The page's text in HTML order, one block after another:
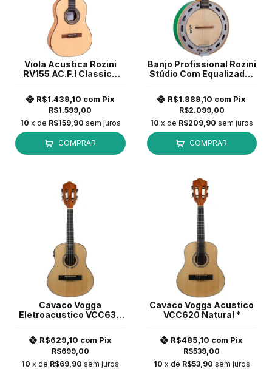
Viola Acustica Rozini
RV155 AC.F.I Classica
R$1.599,00
R$1.439,10 com Pix
10 x de R$159,90 sem juros
COMPRAR
Banjo Profissional Rozini
Stúdio Com Equalizador
R$2.099,00
R$1.889,10 com Pix
10 x de R$209,90 sem juros
COMPRAR
Cavaco Vogga
Eletroacustico VCC630
R$699,00
R$629,10 com Pix
10 x de R$69,90 sem juros
Cavaco Vogga Acustico
VCC620 Natural *
R$539,00
R$485,10 com Pix
10 x de R$53,90 sem juros